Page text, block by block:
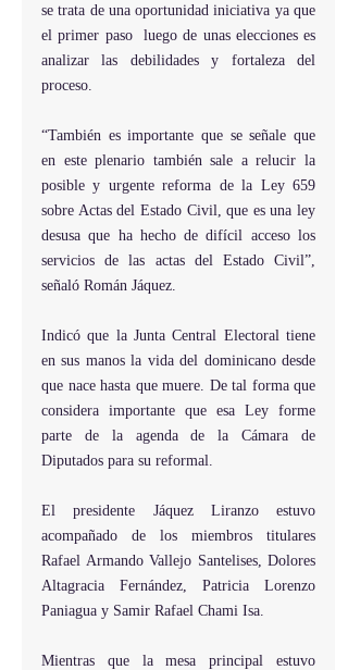
se trata de una oportunidad iniciativa ya que
el primer paso  luego de unas elecciones es
analizar las debilidades y fortaleza del
proceso.
“También es importante que se señale que
en este plenario también sale a relucir la
posible y urgente reforma de la Ley 659
sobre Actas del Estado Civil, que es una ley
desusa que ha hecho de difícil acceso los
servicios de las actas del Estado Civil”,
señaló Román Jáquez.
Indicó que la Junta Central Electoral tiene
en sus manos la vida del dominicano desde
que nace hasta que muere. De tal forma que
considera importante que esa Ley forme
parte de la agenda de la Cámara de
Diputados para su reformal.
El presidente Jáquez Liranzo estuvo
acompañado de los miembros titulares
Rafael Armando Vallejo Santelises, Dolores
Altagracia Fernández, Patricia Lorenzo
Paniagua y Samir Rafael Chami Isa.
Mientras que la mesa principal estuvo